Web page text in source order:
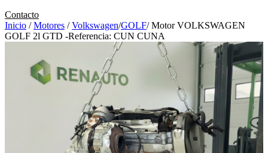
Contacto
Inicio / Motores / Volkswagen/GOLF/ Motor VOLKSWAGEN
GOLF 2l GTD -Referencia: CUN CUNA